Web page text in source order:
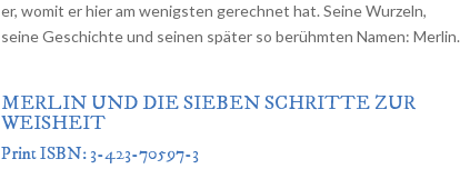
er, womit er hier am wenigsten gerechnet hat. Seine Wurzeln,
seine Geschichte und seinen später so berühmten Namen: Merlin.
MERLIN UND DIE SIEBEN SCHRITTE ZUR
WEISHEIT
Print ISBN: 3-423-70597-3